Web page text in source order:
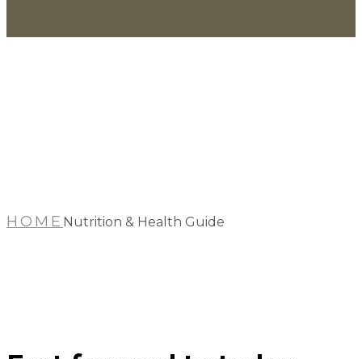
HOME Nutrition & Health Guide